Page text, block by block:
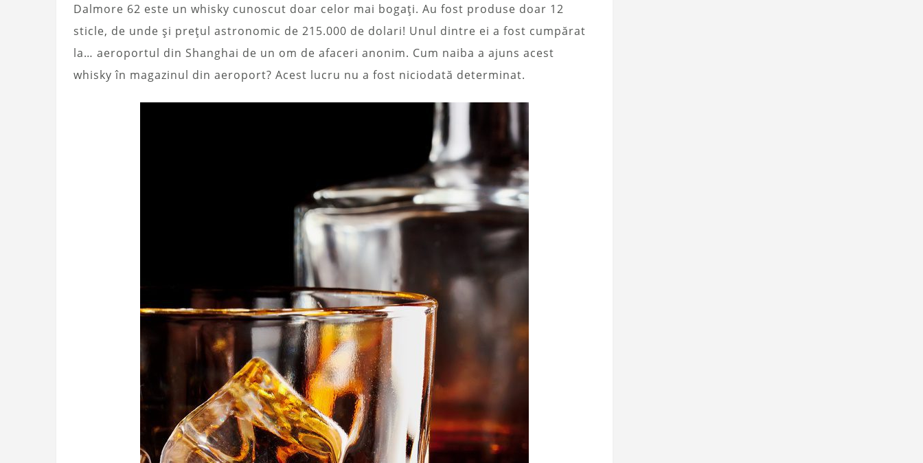
Dalmore 62 este un whisky cunoscut doar celor mai bogați. Au fost produse doar 12
sticle, de unde și prețul astronomic de 215.000 de dolari! Unul dintre ei a fost cumpărat
la… aeroportul din Shanghai de un om de afaceri anonim. Cum naiba a ajuns acest
whisky în magazinul din aeroport? Acest lucru nu a fost niciodată determinat.